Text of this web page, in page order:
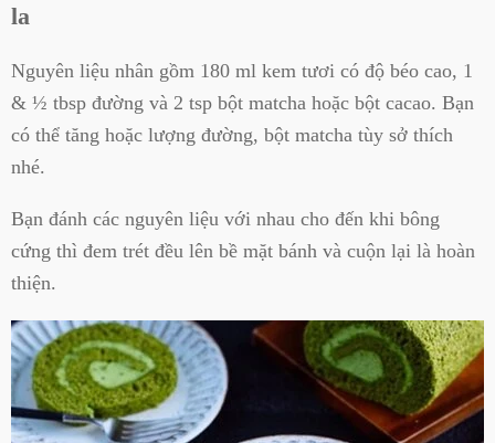
la
Nguyên liệu nhân gồm 180 ml kem tươi có độ béo cao, 1
& ½ tbsp đường và 2 tsp bột matcha hoặc bột cacao. Bạn
có thể tăng hoặc lượng đường, bột matcha tùy sở thích
nhé.
Bạn đánh các nguyên liệu với nhau cho đến khi bông
cứng thì đem trét đều lên bề mặt bánh và cuộn lại là hoàn
thiện.